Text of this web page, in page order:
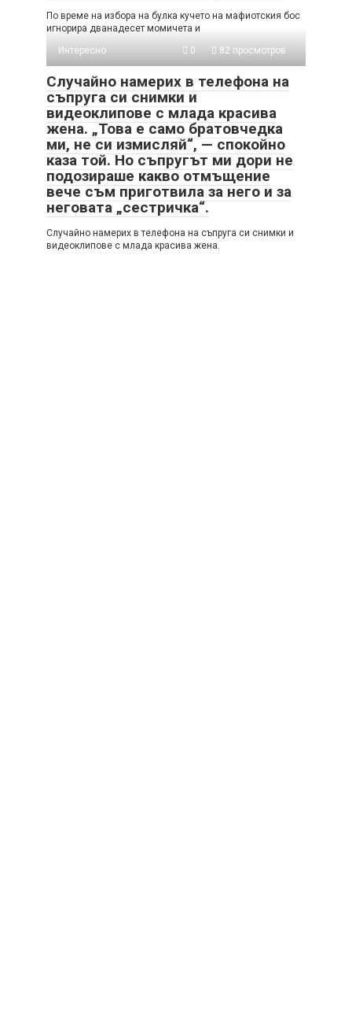
По време на избора на булка кучето на мафиотския бос
игнорира дванадесет момичета и
Интересно
0 82 просмотров
Случайно намерих в телефона на
съпруга си снимки и
видеоклипове с млада красива
жена. „Това е само братовчедка
ми, не си измисляй“, — спокойно
каза той. Но съпругът ми дори не
подозираше какво отмъщение
вече съм приготвила за него и за
неговата „сестричка“.
Случайно намерих в телефона на съпруга си снимки и
видеоклипове с млада красива жена.